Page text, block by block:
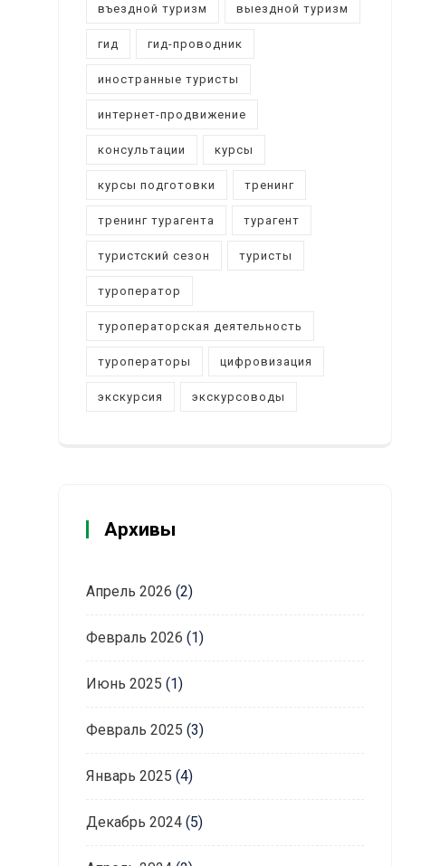
въездной туризм выездной туризм
гид гид-проводник
иностранные туристы
интернет-продвижение
консультации курсы
курсы подготовки тренинг
тренинг турагента турагент
туристский сезон туристы
туроператор
туроператорская деятельность
туроператоры цифровизация
экскурсия экскурсоводы
Архивы
Апрель 2026 (2)
Февраль 2026 (1)
Июнь 2025 (1)
Февраль 2025 (3)
Январь 2025 (4)
Декабрь 2024 (5)